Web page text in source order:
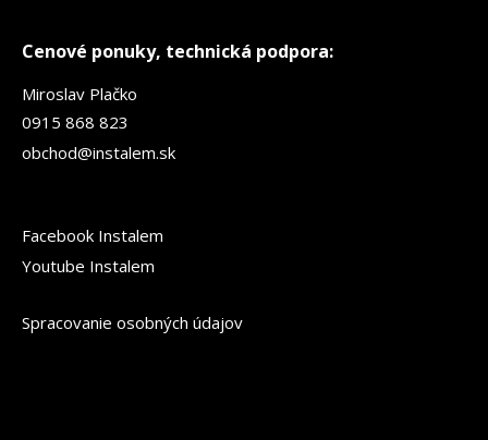
Cenové ponuky, technická podpora:
Miroslav Plačko
0915 868 823
obchod@instalem.sk
Facebook Instalem
Youtube Instalem
Spracovanie osobných údajov